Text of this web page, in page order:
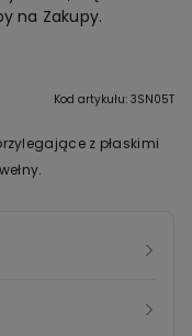
na Zakupy.
Kod artykułu: 3SN05T
z płaskimi